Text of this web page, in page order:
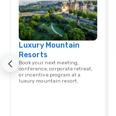
Luxury Mountain
Resorts
Book your next meeting,
conference, corporate retreat,
or incentive program at a
luxury mountain resort.